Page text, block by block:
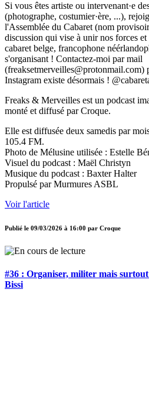
Si vous êtes artiste ou intervenant·e
(photographe, costumier·ère, ...),
l'Assemblée du Cabaret (nom
discussion qui vise à unir nos forces
cabaret belge, francophone
s'organisant ! Contactez-moi par mail
(freaksetmerveilles@protonmail.com)
Instagram existe désormais !
Freaks & Merveilles est un podcast
monté et diffusé par Croque.
Elle est diffusée deux samedis par
105.4 FM.
Photo de Mélusine utilisée : Estelle
Visuel du podcast : Maël Christyn
Musique du podcast : Baxter Halter
Propulsé par Murmures ASBL
Voir l'article
Publié le 09/03/2026 à 16:00 par Croque
#36 : Organiser, militer mais
Bissi